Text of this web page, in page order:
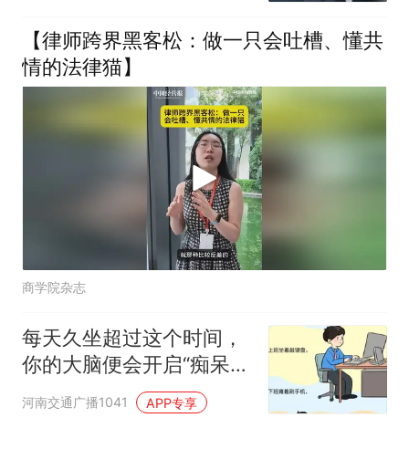
【律师跨界黑客松：做一只会吐槽、懂共
情的法律猫】
商学院杂志
每天久坐超过这个时间，
你的大脑便会开启“痴呆加
速模式”
河南交通广播1041 APP专享